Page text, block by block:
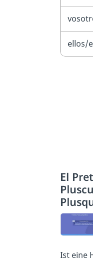
ellos/
El
Ist eine